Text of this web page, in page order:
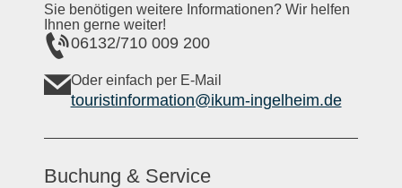
Sie benötigen weitere Informationen? Wir helfen
Ihnen gerne weiter!
06132/710 009 200
Oder einfach per E-Mail
touristinformation@ikum-ingelheim.de
Buchung & Service